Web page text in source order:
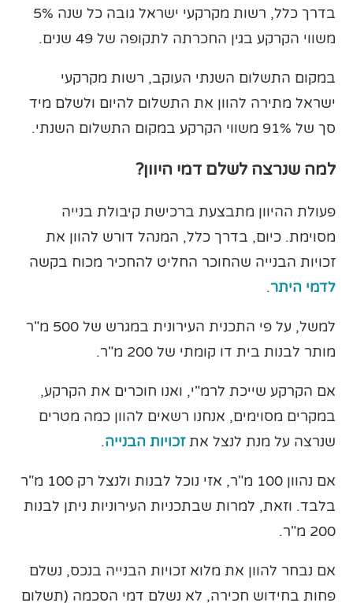
בדרך כלל, רשות מקרקעי ישראל גובה כל שנה 5%
משווי הקרקע בגין החכרתה לתקופה של 49 שנים.
במקום התשלום השנתי העוקב, רשות מקרקעי
ישראל מתירה להוון את התשלום להיום ולשלם מיד
סך של 91% משווי הקרקע במקום התשלום השנתי.
למה שנרצה לשלם דמי היוון?
פעולת ההיוון מתבצעת ברכישת קיבולת בנייה
מסוימת. כיום, בדרך כלל, המנהל דורש להוון את
זכויות הבנייה שהחוכר החליט להחכיר מכוח בקשה
לדמי היתר.
למשל, על פי התכנית העירונית במגרש של 500 מ"ר
מותר לבנות בית דו קומתי של 200 מ"ר.
אם הקרקע שייכת לרמ"י, ואנו חוכרים את הקרקע,
במקרים מסוימים, אנחנו רשאים להוון כמה מטרים
שנרצה על מנת לנצל אתזכויות הבנייה.
אם נהוון 100 מ"ר, אזי נוכל לבנות ולנצל רק 100 מ"ר
בלבד. וזאת, למרות שבתכניות העירוניות ניתן לבנות
200 מ"ר.
אם נבחר להוון את מלוא זכויות הבנייה בנכס, נשלם
פחות בחידוש חכירה, לא נשלם דמי הסכמה (תשלום